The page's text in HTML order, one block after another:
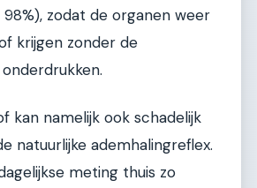
98%), zodat de organen weer
krijgen zonder de
kan namelijk ook schadelijk
natuurlijke ademhalingreflex.
meting thuis zo